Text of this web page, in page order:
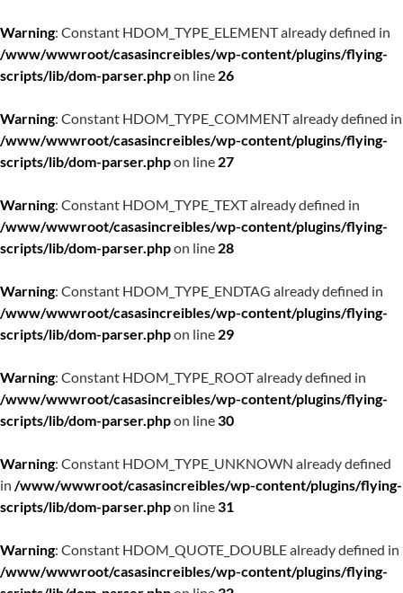
Warning: Constant HDOM_TYPE_ELEMENT already defined in
/www/wwwroot/casasincreibles/wp-content/plugins/flying-
scripts/lib/dom-parser.phpon line 26
Warning: Constant HDOM_TYPE_COMMENT already defined in
/www/wwwroot/casasincreibles/wp-content/plugins/flying-
scripts/lib/dom-parser.phpon line 27
Warning: Constant HDOM_TYPE_TEXT already defined in
/www/wwwroot/casasincreibles/wp-content/plugins/flying-
scripts/lib/dom-parser.phpon line 28
Warning: Constant HDOM_TYPE_ENDTAG already defined in
/www/wwwroot/casasincreibles/wp-content/plugins/flying-
scripts/lib/dom-parser.phpon line 29
Warning: Constant HDOM_TYPE_ROOT already defined in
/www/wwwroot/casasincreibles/wp-content/plugins/flying-
scripts/lib/dom-parser.phpon line30
Warning: Constant HDOM_TYPE_UNKNOWN already defined
in /www/wwwroot/casasincreibles/wp-content/plugins/flying-
scripts/lib/dom-parser.phpon line31
Warning: Constant HDOM_QUOTE_DOUBLE already defined in
/www/wwwroot/casasincreibles/wp-content/plugins/flying-